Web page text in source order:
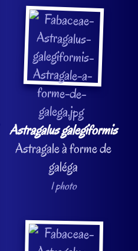
Astragalus galegiformis
Astragale à forme de
galéga
1 photo